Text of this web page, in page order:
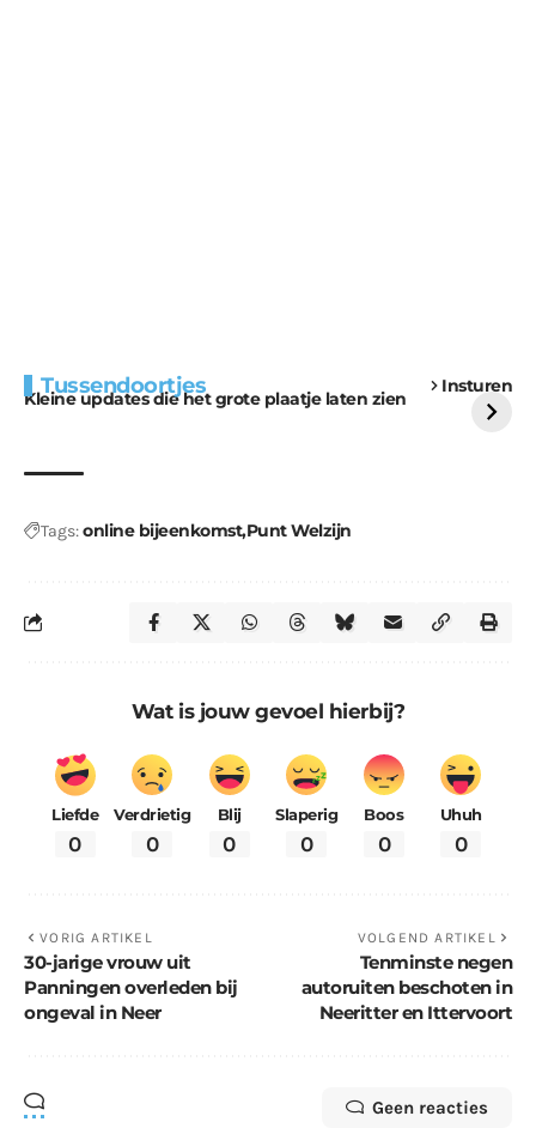
Tussendoortjes Insturen
Kleine updates die het grote plaatje laten zien
voor kabouters
uitdaging
Tags:online bijeenkomstPunt Welzijn
Wat is jouw gevoel hierbij?
Liefde
0
Verdrietig
0
Blij
0
Slaperig
0
Boos
0
Uhuh
0
VORIG ARTIKEL
30-jarige vrouw uit
Panningen overleden bij
ongeval in Neer
VOLGEND ARTIKEL
Tenminste negen
autoruiten beschoten in
Neeritter en Ittervoort
Geen reacties